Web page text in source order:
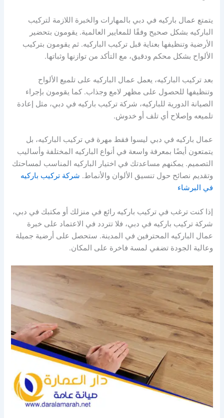
يتمتع عمال باركيه في دبي بالمهارات والخبرة اللازمة لتركيب
الباركيه بشكل صحيح وفقًا للمعايير العالمية. يقومون بتحضير
الأرضية وتنظيفها بعناية قبل تركيب الباركيه. ثم يقومون بتركيب
الألواح بشكل محكم ودقيق، مع التأكد من توازنها وثباتها.
بعد تركيب الباركيه، يعمل عمال الباركيه على تلميع الألواح
وتنظيفها للحصول على مظهر لامع وجذاب. كما يقومون بإجراء
الصيانة الدورية للباركيه، شركة تركيب باركيه في دبي، مثل إعادة
تلميعه وإصلاح أي تلف أو خدوش.
عمال باركيه في دبي ليسوا فقط مهرة في تركيب الباركيه، بل
يتمتعون أيضًا بمعرفة واسعة في أنواع الباركيه المختلفة وأساليب
التصميم. يمكنهم مساعدتك في اختيار الباركيه المناسب لمساحتك
وتقديم نصائح حول تنسيق الألوان والأنماط. شركة تركيب باركيه
في البرشاء
إذا كنت ترغب في تركيب باركيه رائع في منزلك أو مكتبك في دبي،
شركة تركيب باركيه في دبي، فلا تتردد في الاعتماد على خبرة
عمال الباركيه المحترفين في المدينة. ستحصل على أرضية جميلة
وعالية الجودة تضفي لمسة فاخرة على المكان.